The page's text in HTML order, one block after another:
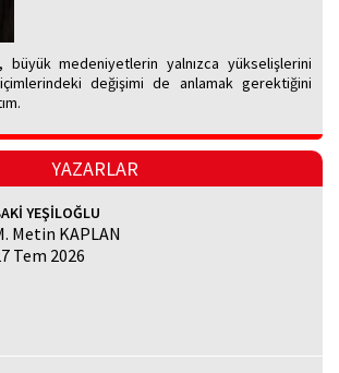
büyük medeniyetlerin yalnızca yükselişlerini
değişimi de anlamak gerektiğini
YAZARLAR
YEŞİLOĞLU
Metin KAPLAN
Tem 2026